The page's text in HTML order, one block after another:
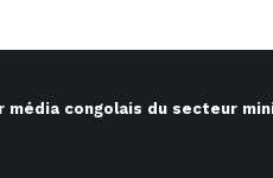
média congolais du secteur